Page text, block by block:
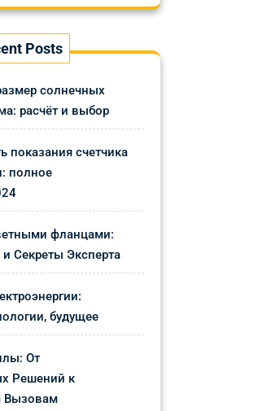
Posts
солнечных
расчёт и выбор
показания счетчика
полное
фланцами:
Секреты Эксперта
будущее
От
Решений к
Вызовам